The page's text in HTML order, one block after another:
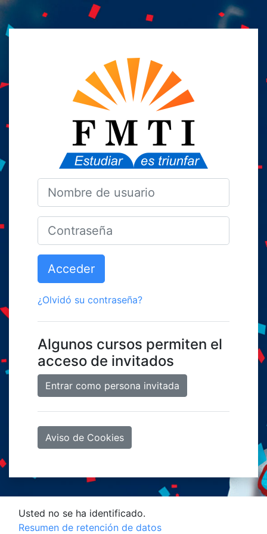
Salta al contenido principal
Entrar a FMTI
Nombre de usuario
Contraseña
Acceder
¿Olvidó su contraseña?
Algunos cursos permiten el
acceso de invitados
Entrar como persona invitada
Aviso de Cookies
Usted no se ha identificado.
Resumen de retención de datos